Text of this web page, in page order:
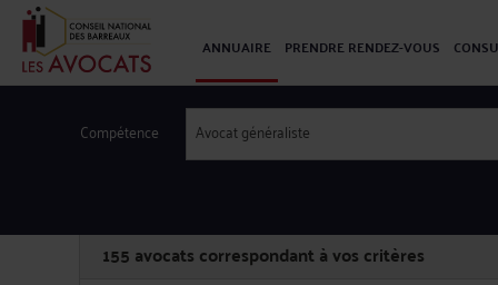
ANNUAIRE PRENDRE RENDEZ-VOUS
Compétence Avocat généraliste
155 avocats correspondant à vos critères